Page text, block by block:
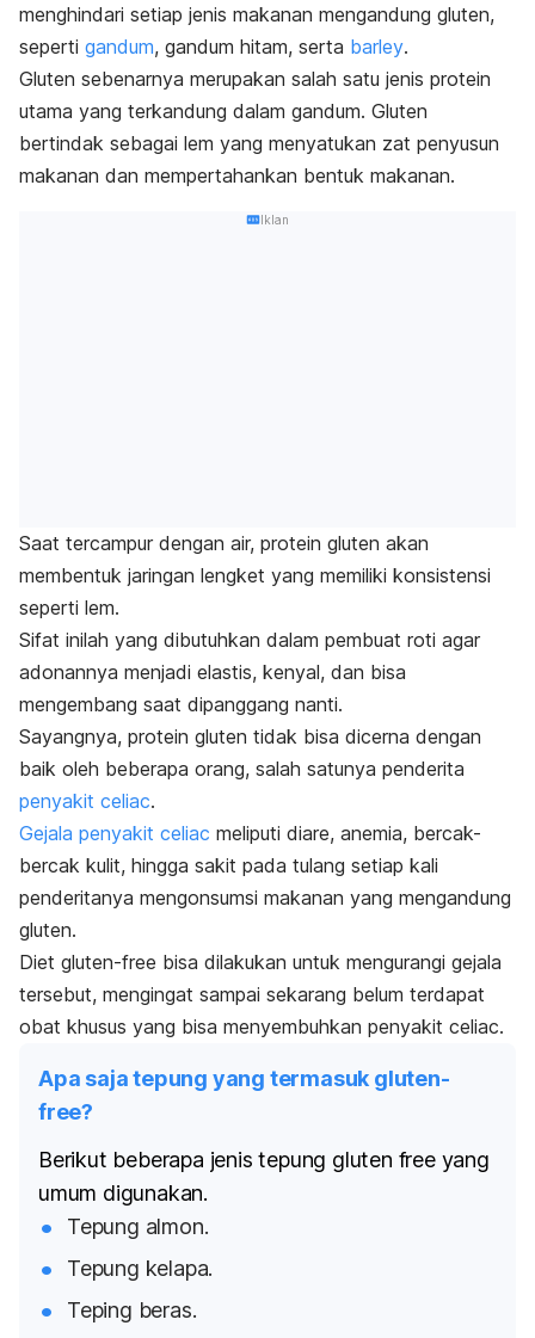
menghindari setiap jenis makanan mengandung gluten,
seperti gandum, gandum hitam, serta barley.
Gluten sebenarnya merupakan salah satu jenis protein
utama yang terkandung dalam gandum. Gluten
bertindak sebagai lem yang menyatukan zat penyusun
makanan dan mempertahankan bentuk makanan.
Iklan
Saat tercampur dengan air, protein gluten akan
membentuk jaringan lengket yang memiliki konsistensi
seperti lem.
Sifat inilah yang dibutuhkan dalam pembuat roti agar
adonannya menjadi elastis, kenyal, dan bisa
mengembang saat dipanggang nanti.
Sayangnya, protein gluten tidak bisa dicerna dengan
baik oleh beberapa orang, salah satunya penderita
penyakit celiac.
Gejala penyakit celiac meliputi diare, anemia, bercak-
bercak kulit, hingga sakit pada tulang setiap kali
penderitanya mengonsumsi makanan yang mengandung
gluten.
Diet gluten-free bisa dilakukan untuk mengurangi gejala
tersebut, mengingat sampai sekarang belum terdapat
obat khusus yang bisa menyembuhkan penyakit celiac.
Apa saja tepung yang termasuk gluten-
free?
Berikut beberapa jenis tepung gluten freeyang
umum digunakan.
Tepung almon.
Tepung kelapa.
Teping beras.